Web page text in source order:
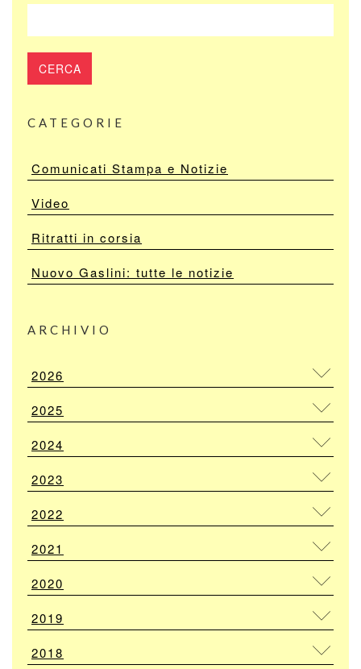
CATEGORIE
Comunicati Stampa e Notizie
Video
Ritratti in corsia
Nuovo Gaslini: tutte le notizie
ARCHIVIO
2026
2025
2024
2023
2022
2021
2020
2019
2018